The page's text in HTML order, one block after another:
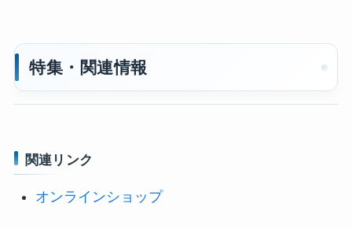
特集・関連情報
関連リンク
オンラインショップ